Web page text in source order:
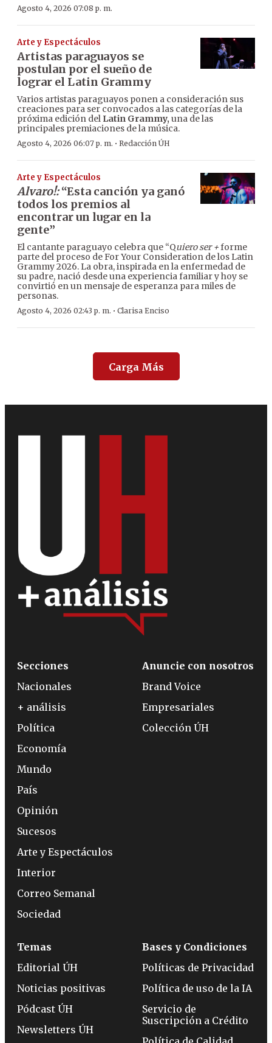
Agosto 4, 2026 07:08 p. m.
Arte y Espectáculos
Artistas paraguayos se
postulan por el sueño de
lograr el Latin Grammy
Varios artistas paraguayos ponen a consideración sus
creaciones para ser convocados a las categorías de la
próxima edición del Latin Grammy, una de las
principales premiaciones de la música.
Agosto 4, 2026 06:07 p. m. · Redacción ÚH
Arte y Espectáculos
Alvaro!:“Esta canción ya ganó
todos los premios al
encontrar un lugar en la
gente”
El cantante paraguayo celebra que “Quiero ser +forme
parte del proceso de For Your Consideration de los Latin
Grammy 2026. La obra, inspirada en la enfermedad de
su padre, nació desde una experiencia familiar y hoy se
convirtió en un mensaje de esperanza para miles de
personas.
Agosto 4, 2026 02:43 p. m. · Clarisa Enciso
Carga Más
Secciones
Nacionales
+ análisis
Política
Economía
Mundo
País
Opinión
Sucesos
Arte y Espectáculos
Interior
Correo Semanal
Sociedad
Anuncie con nosotros
Brand Voice
Empresariales
Colección ÚH
Temas
Editorial ÚH
Noticias positivas
Pódcast ÚH
Newsletters ÚH
Bases y Condiciones
Políticas de Privacidad
Política de uso de la IA
Servicio de
Suscripción a Crédito